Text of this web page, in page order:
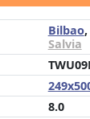
Bilbao,
Salvia
8.0